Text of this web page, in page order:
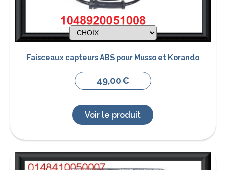
Faisceaux capteurs ABS pour Musso et Korando
49,00€
Voir le produit